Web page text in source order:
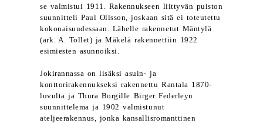
se valmistui 1911. Rakennukseen liittyvän puiston
suunnitteli Paul Ollsson, joskaan sitä ei toteutettu
kokonaisuudessaan. Lähelle rakennetut Mäntylä
(ark. A. Tollet) ja Mäkelä rakennettiin 1922
esimiesten asunnoiksi.
Jokirannassa on lisäksi asuin- ja
konttorirakennukseksi rakennettu Rantala 1870-
luvulta ja Thura Borgille Birger Federleyn
suunnittelema ja 1902 valmistunut
ateljeerakennus, jonka kansallisromanttinen